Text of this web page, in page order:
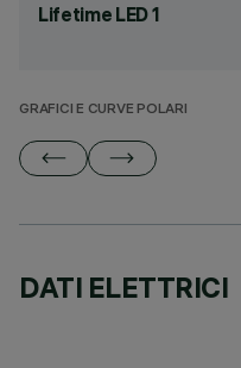
Lifetime LED 1
GRAFICI E CURVE POLARI
DATI ELETTRICI